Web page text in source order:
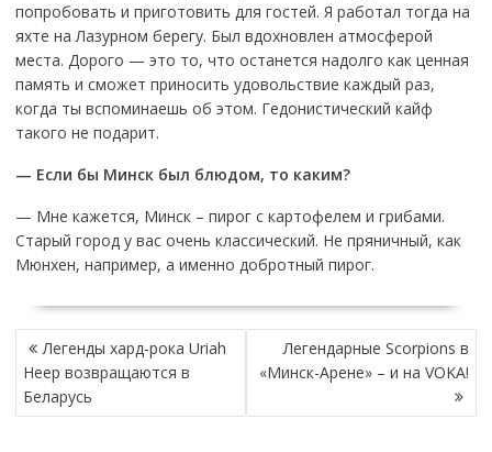
попробовать и приготовить для гостей. Я работал тогда на
яхте на Лазурном берегу. Был вдохновлен атмосферой
места. Дорого — это то, что останется надолго как ценная
память и сможет приносить удовольствие каждый раз,
когда ты вспоминаешь об этом. Гедонистический кайф
такого не подарит.
— Если бы Минск был блюдом, то каким?
— Мне кажется, Минск – пирог с картофелем и грибами.
Старый город у вас очень классический. Не пряничный, как
Мюнхен, например, а именно добротный пирог.
НАВИГАЦИЯ
ПО
ЗАПИСЯМ
Легенды хард-рока Uriah
Heep возвращаются в
Беларусь
Легендарные Scorpions в
«Минск-Арене» – и на VOKA!